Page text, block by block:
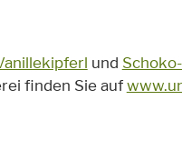
und
finden Sie auf